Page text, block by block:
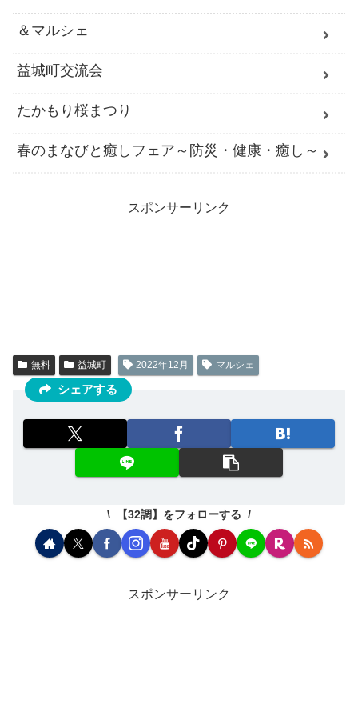
＆マルシェ
益城町交流会
たかもり桜まつり
春のまなびと癒しフェア～防災・健康・癒し～
スポンサーリンク
無料 益城町 2022年12月 マルシェ
シェアする
【32調】をフォローする
スポンサーリンク